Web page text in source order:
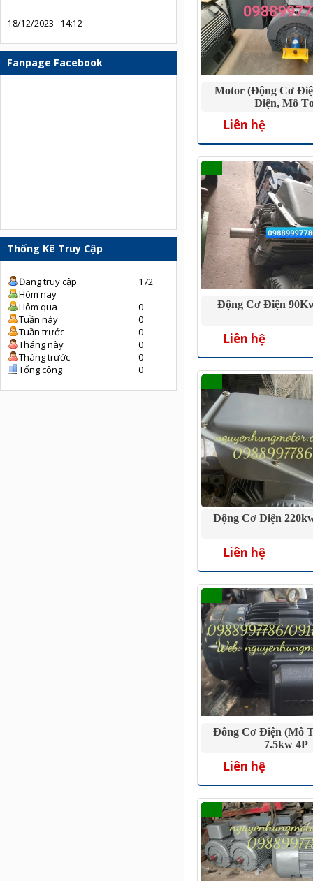
18/12/2023 - 14:12
Fanpage Facebook
Thống Kê Truy Cập
Đang truy cập
172
Hôm nay
Hôm qua
0
Tuần này
0
Tuần trước
0
Tháng này
0
Tháng trước
0
Tổng cộng
0
Motor (Động Cơ
Điện, Mô
Liên hệ
Động Cơ Điện
Liên hệ
Động Cơ Điện
Liên hệ
Đông Cơ Điện (mô
7.5kw 4P
Liên hệ